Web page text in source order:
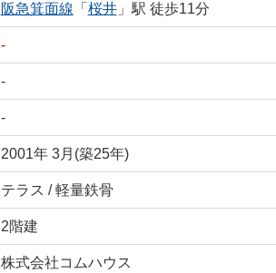
阪急箕面線 「 桜井」駅 徒歩11分
-
-
-
2001年 3月(築25年)
テラス / 軽量鉄骨
2階建
株式会社コムハウス